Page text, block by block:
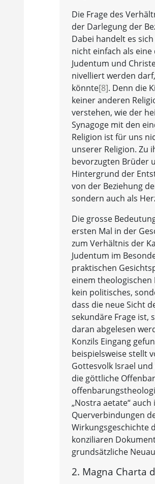
Die Frage des
der Darlegung der
Dabei handelt es
nicht einfach als
Judentum und
nivelliert werden
könnte[8]. Denn die
keiner anderen
verstehen, wie der
Synagoge mit den
Religion ist für uns
unserer Religion. Zu
bevorzugten Brüder
Hintergrund der
von der Beziehung
sondern auch als
Die grosse
ersten Mal in der
zum Verhältnis der
Judentum im
praktischen
einem
kein politisches,
dass die neue Sicht
sekundäre Frage ist,
daran abgelesen
Konzils Eingang
beispielsweise stellt
Gottesvolk Israel
die göttliche
„Nostra aetate“
Querverbindungen
Wirkungsgeschichte
konziliaren
grundsätzliche
2. Magna Charta